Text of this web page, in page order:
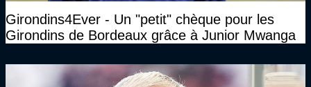
Girondins4Ever - Un "petit" chèque pour les
Girondins de Bordeaux grâce à Junior Mwanga